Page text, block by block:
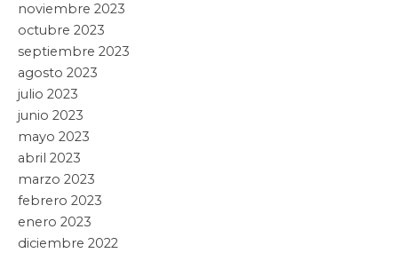
noviembre 2023
octubre 2023
septiembre 2023
agosto 2023
julio 2023
junio 2023
mayo 2023
abril 2023
marzo 2023
febrero 2023
enero 2023
diciembre 2022